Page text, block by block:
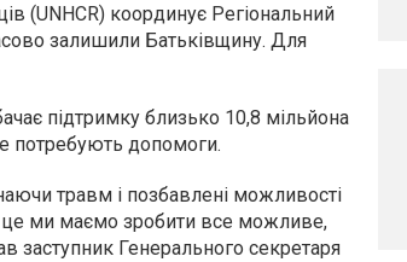
(UNHCR) координує Регіональний
залишили Батьківщину. Для
підтримку близько 10,8 мільйона
потребують допомоги.
травм і позбавлені можливості
це ми маємо зробити все можливе,
заступник Генерального секретаря